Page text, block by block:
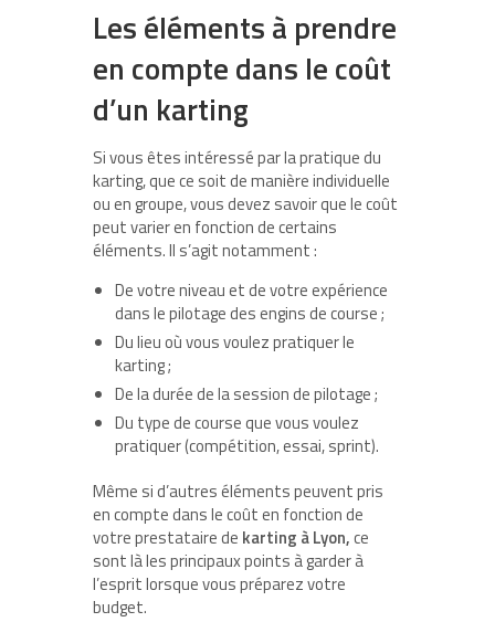
Les éléments à prendre
en compte dans le coût
d’un karting
Si vous êtes intéressé par la pratique du
karting, que ce soit de manière individuelle
ou en groupe, vous devez savoir que le coût
peut varier en fonction de certains
éléments. Il s’agit notamment :
De votre niveau et de votre expérience
dans le pilotage des engins de course ;
Du lieu où vous voulez pratiquer le
karting ;
De la durée de la session de pilotage ;
Du type de course que vous voulez
pratiquer (compétition, essai, sprint).
Même si d’autres éléments peuvent pris
en compte dans le coût en fonction de
votre prestataire de karting à Lyon,ce
sont là les principaux points à garder à
l’esprit lorsque vous préparez votre
budget.